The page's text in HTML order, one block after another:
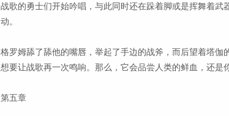
战歌的勇士们开始吟唱，与此同时还在跺着脚或是挥舞着武
动。
格罗姆舔了舔他的嘴唇，举起了手边的战斧，而后望着塔伽
想要让战歌再一次鸣响。那么，它会品尝人类的鲜血，还是
第五章